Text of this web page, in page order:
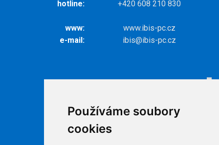
Používáme soubory
cookies
hotline:
+420 608 210 830
www:
www.ibis-pc.cz
e-mail:
ibis@ibis-pc.cz
Televize
Ke stažení